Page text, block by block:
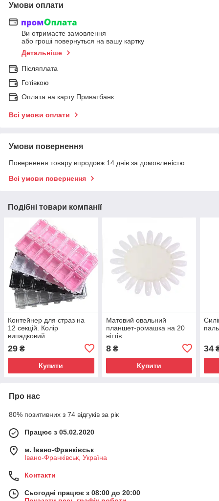
Умови оплати
Ви отримаєте замовлення
або гроші повернуться на вашу картку
Детальніше
Післяплата
Готівкою
Оплата на карту Приватбанк
Всі умови оплати
Умови повернення
Повернення товару впродовж 14 днів за домовленістю
Всі умови повернення
Подібні товари компанії
Контейнер для страз на
12 секцій. Колір
випадковий.
29 ₴
Купити
Матовий овальний
планшет-ромашка на 20
нігтів
8₴
Купити
34
Про нас
80% позитивних з 74 відгуків за рік
Працює з 05.02.2020
м. Івано-Франківськ
Івано-Франківськ, Україна
Контакти
Сьогодні працює з 08:00 до 20:00